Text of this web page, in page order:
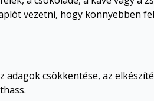
vezetni, hogy könnyebben
csökkentése, az